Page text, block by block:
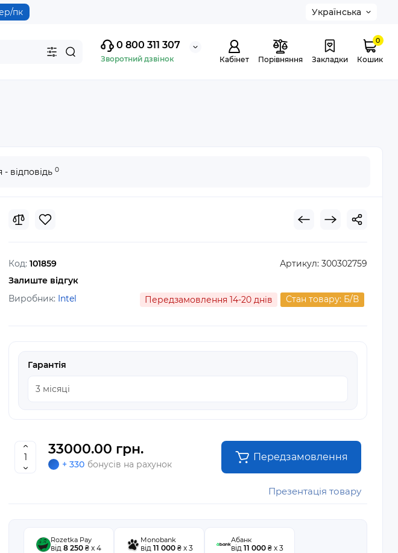
пк Українська
0 800 311 307
Зворотний дзвінок Кабінет Порівняння Закладки
0
Кошик
відповідь 0
Код: 101859
Залиште відгук
Артикул: 300302759
Виробник: Intel Передзамовлення 14-20 днів Стан товару: Б/В
Гарантія
33000.00 грн.
+ 330 бонусів на рахунок
Передзамовлення
Презентація товару
Rozetka Pay
від 8 250 ₴ x 4
Monobank
від 11 000₴ x 3
Абанк
від 11 000₴ x 3